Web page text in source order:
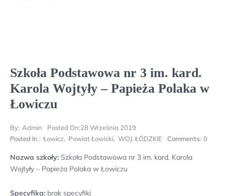
Szkoła Podstawowa nr 3 im. kard.
Karola Wojtyły – Papieża Polaka w
Łowiczu
By: Admin Posted On:28 Września 2019
Posted In : Łowicz, Powiat Łowicki, WOJ. ŁÓDZKIE Comments: 0
Nazwa szkoły: Szkoła Podstawowa nr 3 im. kard. Karola
Wojtyły – Papieża Polaka w Łowiczu
Specyfika: brak specyfiki